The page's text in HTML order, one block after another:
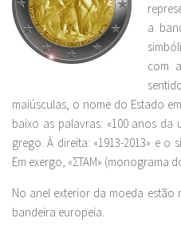
a
com
maiúsculas, o nome do Estado
baixo as palavras: «100 anos da
grego. À direita: «1913-2013» e
Em exergo, «ΣΤΑΜ» (monograma
No anel exterior da moeda estão
bandeira europeia.